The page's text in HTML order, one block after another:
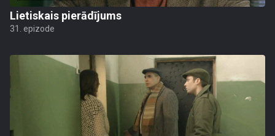
Lietiskais pierādījums
31. epizode